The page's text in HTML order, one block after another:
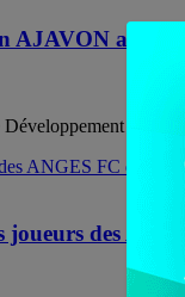
aux
des